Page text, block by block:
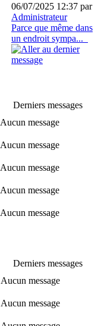
06/07/2025 12:37 par
Administrateur
Parce que même dans
un endroit sympa...
Derniers messages
Aucun message
Aucun message
Aucun message
Aucun message
Aucun message
Derniers messages
Aucun message
Aucun message